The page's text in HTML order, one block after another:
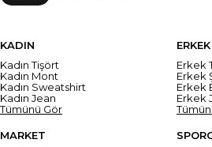
KADIN
Kadın Tişört
Kadın Mont
Kadın Sweatshirt
Kadın Jean
Tümünü Gör
ERKEK
Erkek
Erkek
Erkek
Erkek
MARKET